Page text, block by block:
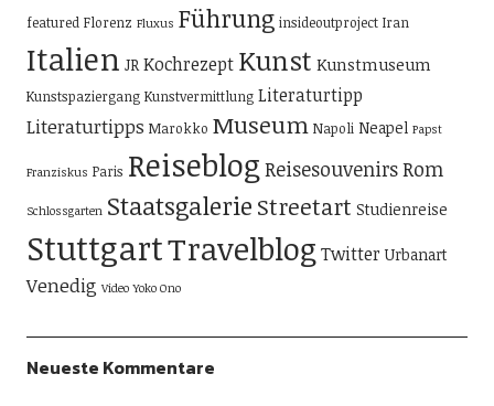
featured Florenz Fluxus Führung insideoutproject Iran
Italien JR Kochrezept Kunst Kunstmuseum
Kunstspaziergang Kunstvermittlung Literaturtipp
Literaturtipps Marokko Museum Napoli Neapel Papst
Franziskus Paris Reiseblog ReisesouvenirsRom
Schlossgarten Staatsgalerie Streetart Studienreise
StuttgartTravelblog Twitter Urbanart
Venedig Video Yoko Ono
Neueste Kommentare